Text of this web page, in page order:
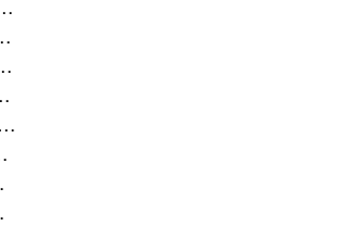
крошки
резина
материалы
Полимеры и пластики
товары